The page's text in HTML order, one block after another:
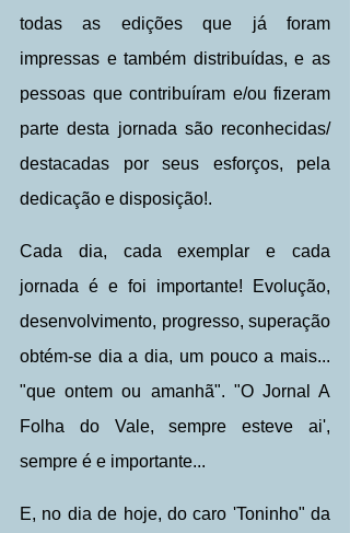
todas as edições que já foram
impressas e também distribuídas, e as
pessoas que contribuíram e/ou fizeram
parte desta jornada são reconhecidas/
destacadas por seus esforços, pela
dedicação e disposição!.
Cada dia, cada exemplar e cada
jornada é e foi importante! Evolução,
desenvolvimento, progresso, superação
obtém-se dia a dia, um pouco a mais...
"que ontem ou amanhã". "O Jornal A
Folha do Vale, sempre esteve ai',
sempre é e importante...
E, no dia de hoje, do caro 'Toninho" da